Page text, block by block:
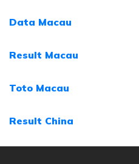
Data Macau
Result Macau
Toto Macau
Result China